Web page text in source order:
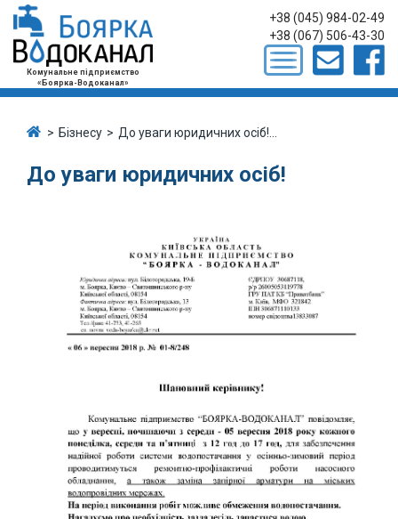
Комунальне підприємство
«Боярка-Водоканал»
+38 (045) 984-02-49
+38 (067) 506-43-30
Бізнесу До уваги юридичних осіб!...
До уваги юридичних осіб!